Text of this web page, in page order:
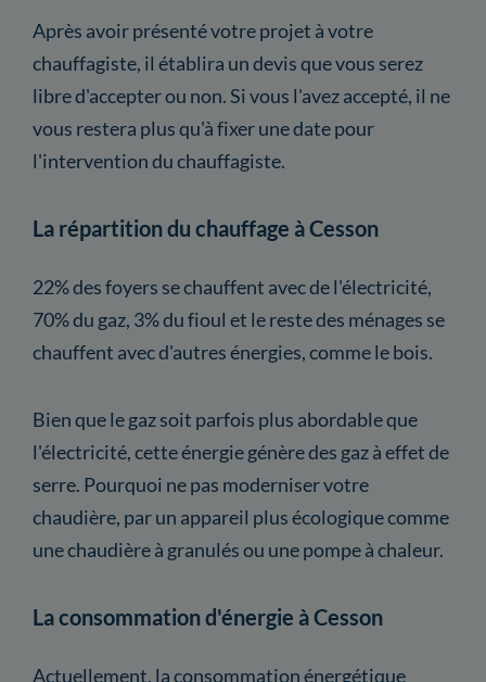
Après avoir présenté votre projet à votre
chauffagiste, il établira un devis que vous serez
libre d'accepter ou non. Si vous l'avez accepté, il ne
vous restera plus qu'à fixer une date pour
l'intervention du chauffagiste.
La répartition du chauffage à Cesson
22% des foyers se chauffent avec de l'électricité,
70% du gaz, 3% du fioul et le reste des ménages se
chauffent avec d'autres énergies, comme le bois.
Bien que le gaz soit parfois plus abordable que
l'électricité, cette énergie génère des gaz à effet de
serre. Pourquoi ne pas moderniser votre
chaudière, par un appareil plus écologique comme
une chaudière à granulés ou une pompe à chaleur.
La consommation d'énergie à Cesson
Actuellement, la consommation énergétique